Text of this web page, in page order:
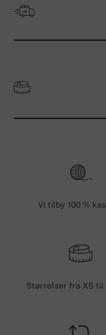
Vi tilby 100 %
Størrelser fra XS til